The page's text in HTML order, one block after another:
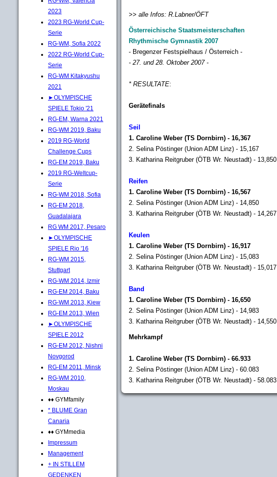
2023
2023 RG-World Cup-
Serie
RG-WM, Sofia 2022
2022 RG-World Cup-
Serie
RG-WM Kitakyushu
2021
►OLYMPISCHE
SPIELE Tokio '21
RG-EM, Warna 2021
RG-WM 2019, Baku
2019 RG-World
Challenge Cups
RG-EM 2019, Baku
2019 RG-Weltcup-
Serie
RG-WM 2018, Sofia
RG-EM 2018,
Guadalajara
RG WM 2017, Pesaro
►OLYMPISCHE
SPIELE Rio '16
RG-WM 2015,
Stuttgart
RG-WM 2014, Izmir
RG-EM 2014, Baku
RG-WM 2013, Kiew
RG-EM 2013, Wien
►OLYMPISCHE
SPIELE 2012
RG-EM 2012, Nishni
Novgorod
RG-EM 2011, Minsk
RG-WM 2010,
Moskau
♦♦ GYMfamily
* BLUME Gran
Canaria
♦♦ GYMmedia
Impressum
Management
+ IN STILLEM
GEDENKEN
>> alle Infos: R.Labner/ÖFT
Österreichische Staatsmeisterschaften
Rhythmische Gymnastik 2007
- Bregenzer Festspielhaus / Österreich -
- 27. und 28. Oktober 2007 -
* RESULTATE:
Gerätefinals
Seil
1. Caroline Weber (TS Dornbirn) - 16,367
2. Selina Pöstinger (Union ADM Linz) - 15,167
3. Katharina Reitgruber (ÖTB Wr. Neustadt) - 13,850
Reifen
1. Caroline Weber (TS Dornbirn) - 16,567
2. Selina Pöstinger (Union ADM Linz) - 14,850
3. Katharina Reitgruber (ÖTB Wr. Neustadt) - 14,267
Keulen
1. Caroline Weber (TS Dornbirn) - 16,917
2. Selina Pöstinger (Union ADM Linz) - 15,083
3. Katharina Reitgruber (ÖTB Wr. Neustadt) - 15,017
Band
1. Caroline Weber (TS Dornbirn) - 16,650
2. Selina Pöstinger (Union ADM Linz) - 14,983
3. Katharina Reitgruber (ÖTB Wr. Neustadt) - 14,550
Mehrkampf
1. Caroline Weber (TS Dornbirn) - 66.933
2. Selina Pöstinger (Union ADM Linz) - 60.083
3. Katharina Reitgruber (ÖTB Wr. Neustadt) - 58.083